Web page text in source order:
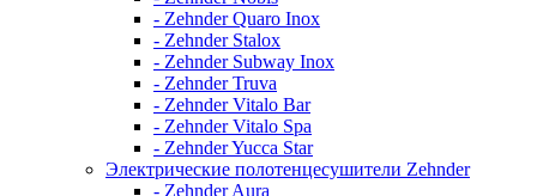
- Zehnder Quaro Inox
- Zehnder Stalox
- Zehnder Subway Inox
- Zehnder Truva
- Zehnder Vitalo Bar
- Zehnder Vitalo Spa
- Zehnder Yucca Star
Электрические полотенцесушители Zehnder
- Zehnder Aura